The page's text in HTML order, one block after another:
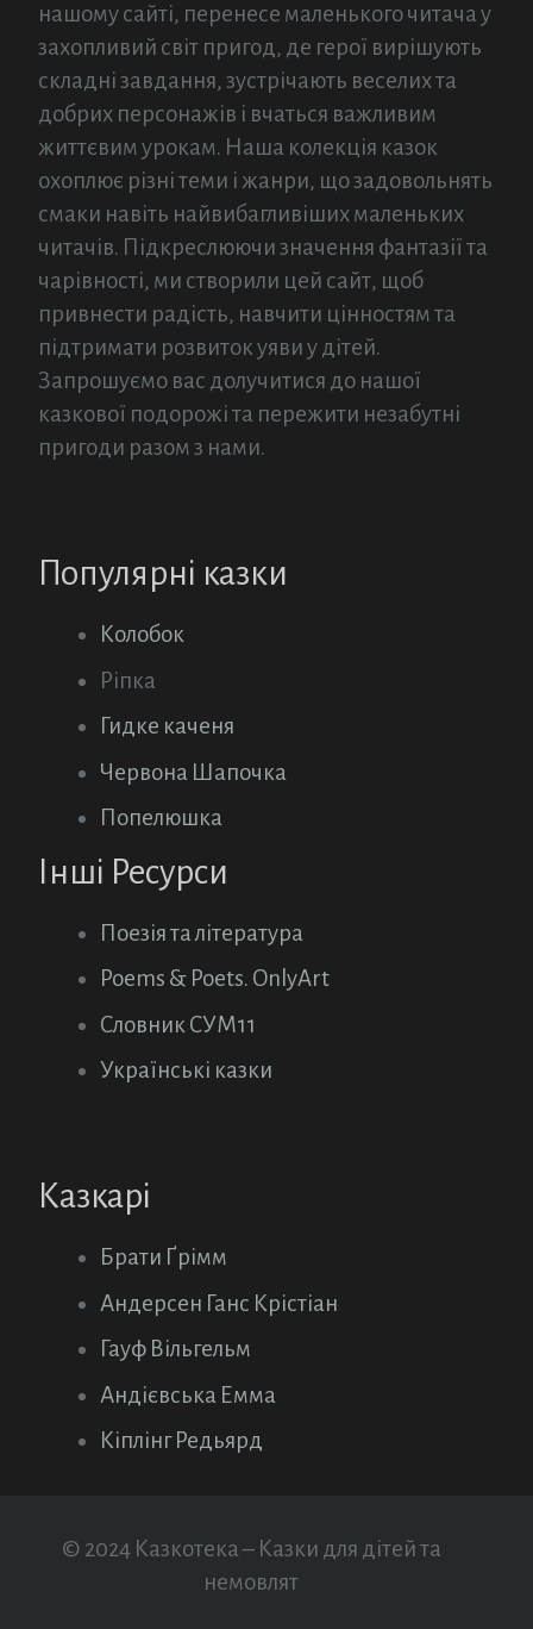
нашому сайті, перенесе маленького читача у
захопливий світ пригод, де герої вирішують
складні завдання, зустрічають веселих та
добрих персонажів і вчаться важливим
життєвим урокам. Наша колекція казок
охоплює різні теми і жанри, що задовольнять
смаки навіть найвибагливіших маленьких
читачів. Підкреслюючи значення фантазії та
чарівності, ми створили цей сайт, щоб
привнести радість, навчити цінностям та
підтримати розвиток уяви у дітей.
Запрошуємо вас долучитися до нашої
казкової подорожі та пережити незабутні
пригоди разом з нами.
Популярні казки
Колобок
Ріпка
Гидке каченя
Червона Шапочка
Попелюшка
Інші Ресурси
Поезія та література
Poems & Poets. OnlyArt
Словник СУМ11
Українські казки
Казкарі
Брати Ґрімм
Андерсен Ганс Крістіан
Гауф Вільгельм
Андієвська Емма
Кіплінг Редьярд
© 2024 Казкотека – Казки для дітей та
немовлят